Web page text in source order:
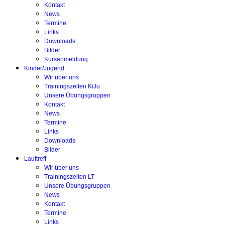
Kontakt
News
Termine
Links
Downloads
Bilder
Kursanmeldung
Kinder/Jugend
Wir über uns
Trainingszeiten KiJu
Unsere Übungsgruppen
Kontakt
News
Termine
Links
Downloads
Bilder
Lauftreff
Wir über uns
Trainingszeiten LT
Unsere Übungsgruppen
News
Kontakt
Termine
Links